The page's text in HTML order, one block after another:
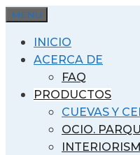
Saltar
contenido
MENU
INICIO
ACERCA DE
FAQ
PRODUCTOS
CUEVAS Y
OCIO.